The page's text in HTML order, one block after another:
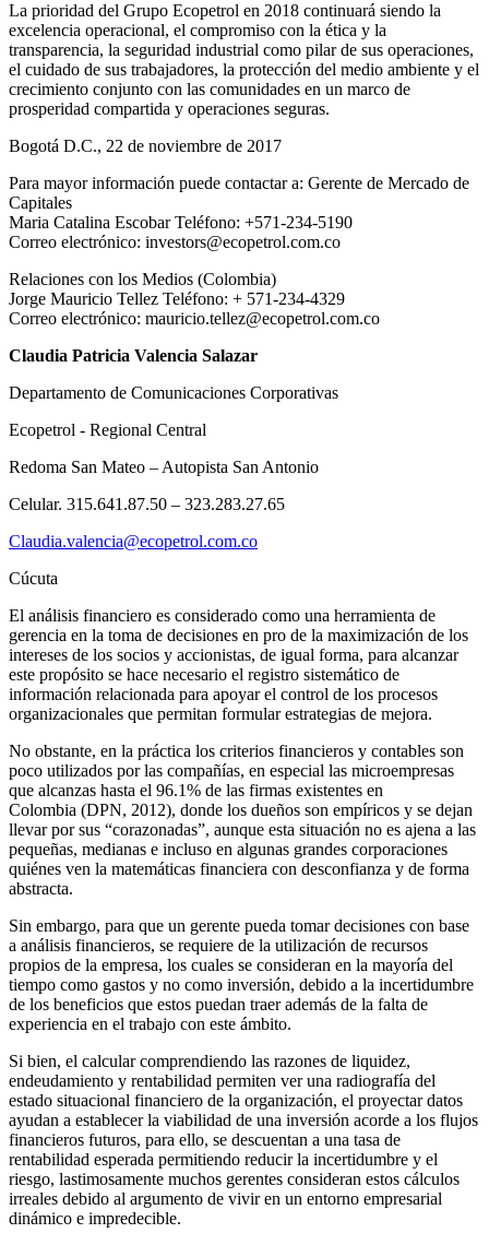
La prioridad del Grupo Ecopetrol en 2018 continuará siendo la
excelencia operacional, el compromiso con la ética y la
transparencia, la seguridad industrial como pilar de sus operaciones,
el cuidado de sus trabajadores, la protección del medio ambiente y el
crecimiento conjunto con las comunidades en un marco de
prosperidad compartida y operaciones seguras.
Bogotá D.C., 22 de noviembre de 2017
Para mayor información puede contactar a: Gerente de Mercado de
Capitales
Maria Catalina Escobar Teléfono: +571-234-5190
Correo electrónico: investors@ecopetrol.com.co
Relaciones con los Medios (Colombia)
Jorge Mauricio Tellez Teléfono: + 571-234-4329
Correo electrónico: mauricio.tellez@ecopetrol.com.co
Claudia Patricia Valencia Salazar
Departamento de Comunicaciones Corporativas
Ecopetrol - Regional Central
Redoma San Mateo – Autopista San Antonio
Celular. 315.641.87.50 – 323.283.27.65
Claudia.valencia@ecopetrol.com.co
Cúcuta
El análisis financiero es considerado como una herramienta de
gerencia en la toma de decisiones en pro de la maximización de los
intereses de los socios y accionistas, de igual forma, para alcanzar
este propósito se hace necesario el registro sistemático de
información relacionada para apoyar el control de los procesos
organizacionales que permitan formular estrategias de mejora.
No obstante, en la práctica los criterios financieros y contables son
poco utilizados por las compañías, en especial las microempresas
que alcanzas hasta el 96.1% de las firmas existentes en
Colombia (DPN, 2012), donde los dueños son empíricos y se dejan
llevar por sus “corazonadas”, aunque esta situación no es ajena a las
pequeñas, medianas e incluso en algunas grandes corporaciones
quiénes ven la matemáticas financiera con desconfianza y de forma
abstracta.
Sin embargo, para que un gerente pueda tomar decisiones con base
a análisis financieros, se requiere de la utilización de recursos
propios de la empresa, los cuales se consideran en la mayoría del
tiempo como gastos y no como inversión, debido a la incertidumbre
de los beneficios que estos puedan traer además de la falta de
experiencia en el trabajo con este ámbito.
Si bien, el calcular comprendiendo las razones de liquidez,
endeudamiento y rentabilidad permiten ver una radiografía del
estado situacional financiero de la organización, el proyectar datos
ayudan a establecer la viabilidad de una inversión acorde a los flujos
financieros futuros, para ello, se descuentan a una tasa de
rentabilidad esperada permitiendo reducir la incertidumbre y el
riesgo, lastimosamente muchos gerentes consideran estos cálculos
irreales debido al argumento de vivir en un entorno empresarial
dinámico e impredecible.